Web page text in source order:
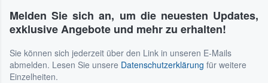
Melden Sie sich an, um die neuesten Updates,
exklusive Angebote und mehr zu erhalten!
Sie können sich jederzeit über den Link in unseren E-Mails
abmelden. Lesen Sie unsere Datenschutzerklärung für weitere
Einzelheiten.